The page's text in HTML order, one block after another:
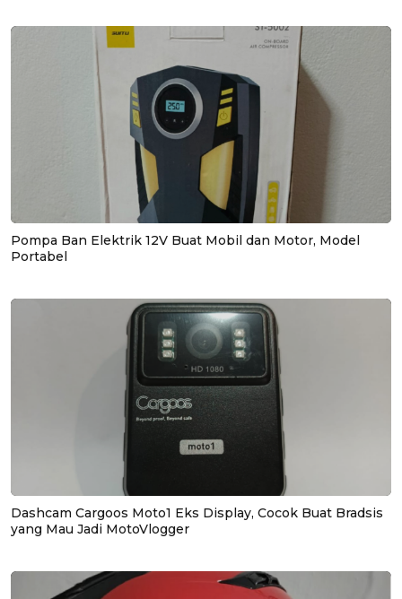
Pompa Ban Elektrik 12V Buat Mobil dan Motor, Model
Portabel
Dashcam Cargoos Moto1 Eks Display, Cocok Buat Bradsis
yang Mau Jadi MotoVlogger